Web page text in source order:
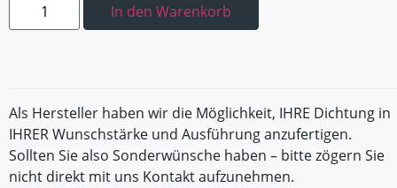
In den Warenkorb
Als Hersteller haben wir die Möglichkeit, IHRE Dichtung in
IHRER Wunschstärke und Ausführung anzufertigen.
Sollten Sie also Sonderwünsche haben – bitte zögern Sie
nicht direkt mit uns Kontakt aufzunehmen.